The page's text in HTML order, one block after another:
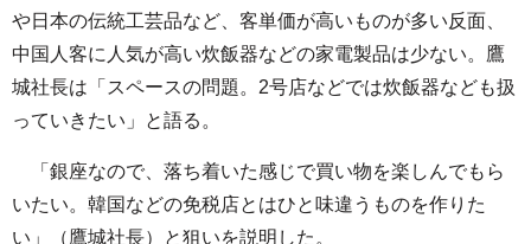
や日本の伝統工芸品など、客単価が高いものが多い反面、
中国人客に人気が高い炊飯器などの家電製品は少ない。鷹
城社長は「スペースの問題。2号店などでは炊飯器なども扱
っていきたい」と語る。
「銀座なので、落ち着いた感じで買い物を楽しんでもら
いたい。韓国などの免税店とはひと味違うものを作りた
い」（鷹城社長）と狙いを説明した。